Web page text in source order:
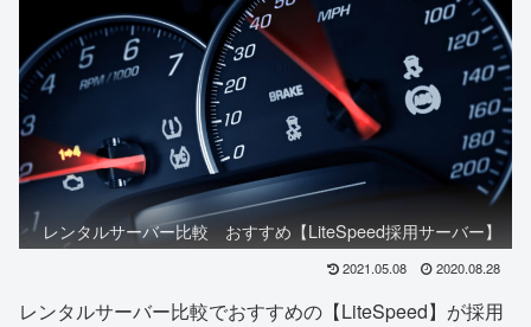
レンタルサーバー比較 おすすめ【LiteSpeed採用サーバー】
2021.05.08 2020.08.28
レンタルサーバー比較でおすすめの【LiteSpeed】が採用